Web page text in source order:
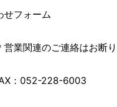
フォーム
業関連のご連絡はお断り
：052-228-6003